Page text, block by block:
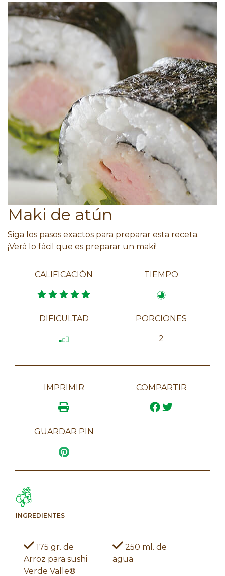
Maki de atún
Siga los pasos exactos para preparar esta receta.
¡Verá lo fácil que es preparar un maki!
CALIFICACIÓN TIEMPO
DIFICULTAD PORCIONES
2
IMPRIMIR COMPARTIR
GUARDAR PIN
INGREDIENTES
175 gr. de
Arroz para sushi
Verde Valle®
250 ml. de
agua